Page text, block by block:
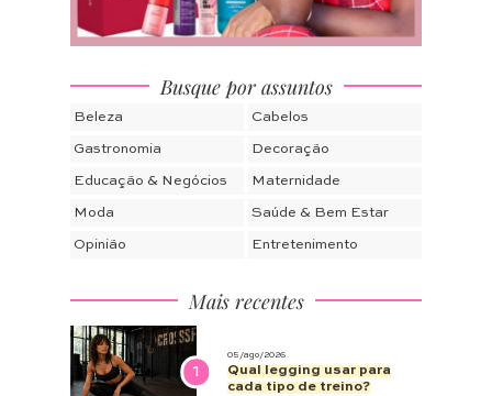
Busque por assuntos
Beleza Cabelos
Gastronomia Decoração
Educação & Negócios Maternidade
Moda Saúde & Bem Estar
Opinião Entretenimento
Mais recentes
1
05/ago/2026
Qual legging usar para
cada tipo de treino?